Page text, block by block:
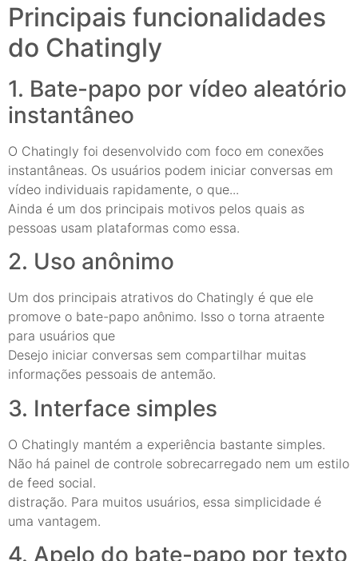
Principais funcionalidades
do Chatingly
1. Bate-papo por vídeo aleatório
instantâneo
O Chatingly foi desenvolvido com foco em conexões
instantâneas. Os usuários podem iniciar conversas em
vídeo individuais rapidamente, o que...
Ainda é um dos principais motivos pelos quais as
pessoas usam plataformas como essa.
2. Uso anônimo
Um dos principais atrativos do Chatingly é que ele
promove o bate-papo anônimo. Isso o torna atraente
para usuários que
Desejo iniciar conversas sem compartilhar muitas
informações pessoais de antemão.
3. Interface simples
O Chatingly mantém a experiência bastante simples.
Não há painel de controle sobrecarregado nem um estilo
de feed social.
distração. Para muitos usuários, essa simplicidade é
uma vantagem.
4. Apelo do bate-papo por texto